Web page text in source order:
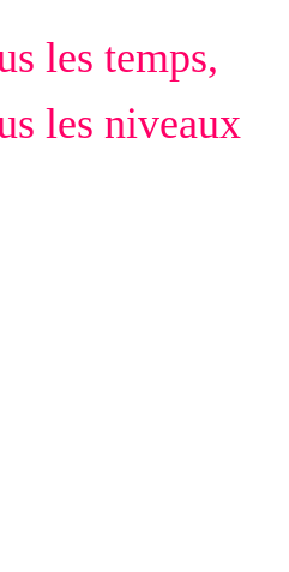
les temps,
les niveaux